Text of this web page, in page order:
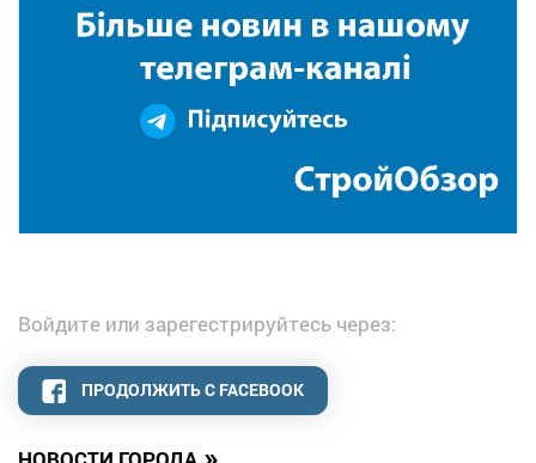
Войдите или зарегестрируйтесь через:
ПРОДОЛЖИТЬ С FACEBOOK